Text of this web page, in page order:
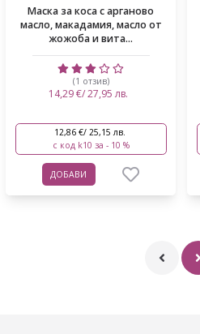
Маска за коса с арганово
масло, макадамия, масло от
жожоба и вита...
(1 отзив)
14,29 €/ 27,95 лв.
12,86 €/ 25,15 лв.
с код k10 за - 10 %
ДОБАВИ